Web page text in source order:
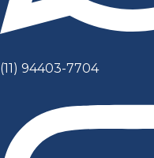
(11) 94403-7704